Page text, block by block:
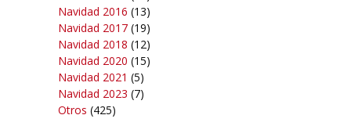
Navidad 2016 (13)
Navidad 2017 (19)
Navidad 2018 (12)
Navidad 2020 (15)
Navidad 2021 (5)
Navidad 2023 (7)
Otros (425)